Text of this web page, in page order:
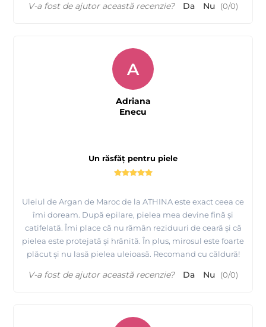
V-a fost de ajutor această recenzie? Da Nu (0/0)
Un răsfăț pentru piele
Uleiul de Argan de Maroc de la ATHINA este exact ceea ce
îmi doream. După epilare, pielea mea devine fină și
catifelată. Îmi place că nu rămân reziduuri de ceară și că
pielea este protejată și hrănită. În plus, mirosul este foarte
plăcut și nu lasă pielea uleioasă. Recomand cu căldură!
A
Adriana
Enecu
V-a fost de ajutor această recenzie? Da Nu (0/0)